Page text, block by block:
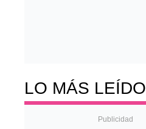
LO MÁS LEÍDO